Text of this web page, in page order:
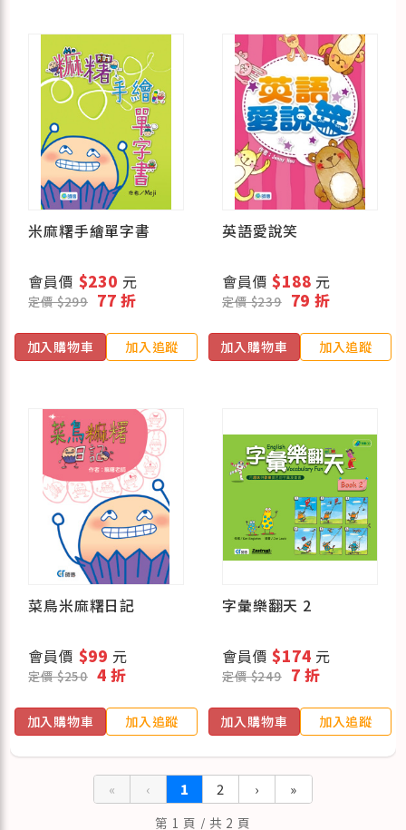
米麻糬手繪單字書
會員價 $230 元
定價 $299 77 折
加入購物車 加入追蹤
英語愛說笑
會員價$188 元
定價 $239 79 折
加入購物車 加入追蹤
菜鳥米麻糬日記
會員價 $99 元
定價 $250 4 折
加入購物車 加入追蹤
字彙樂翻天 2
會員價$174 元
定價 $249 7 折
加入購物車 加入追蹤
« ‹ 1 2 › »
第 1 頁 / 共 2 頁